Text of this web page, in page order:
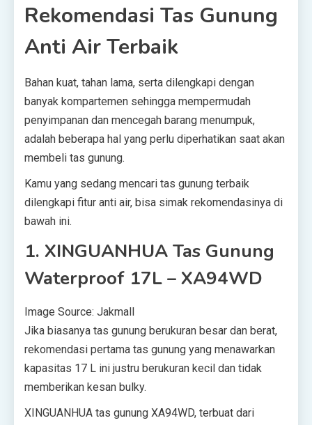
Rekomendasi Tas Gunung
Anti Air Terbaik
Bahan kuat, tahan lama, serta dilengkapi dengan
banyak kompartemen sehingga mempermudah
penyimpanan dan mencegah barang menumpuk,
adalah beberapa hal yang perlu diperhatikan saat akan
membeli tas gunung.
Kamu yang sedang mencari tas gunung terbaik
dilengkapi fitur anti air, bisa simak rekomendasinya di
bawah ini.
1. XINGUANHUA Tas Gunung
Waterproof 17L – XA94WD
Image Source: Jakmall
Jika biasanya tas gunung berukuran besar dan berat,
rekomendasi pertama tas gunung yang menawarkan
kapasitas 17 L ini justru berukuran kecil dan tidak
memberikan kesan bulky.
XINGUANHUA tas gunung XA94WD, terbuat dari